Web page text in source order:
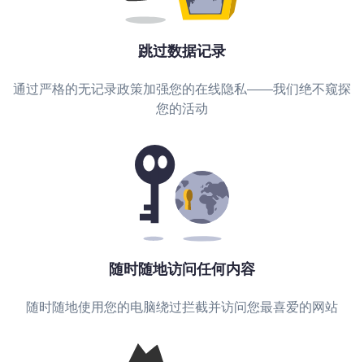
跳过数据记录
通过严格的无记录政策加强您的在线隐私——我们绝不窥探
您的活动
随时随地访问任何内容
随时随地使用您的电脑绕过拦截并访问您最喜爱的网站